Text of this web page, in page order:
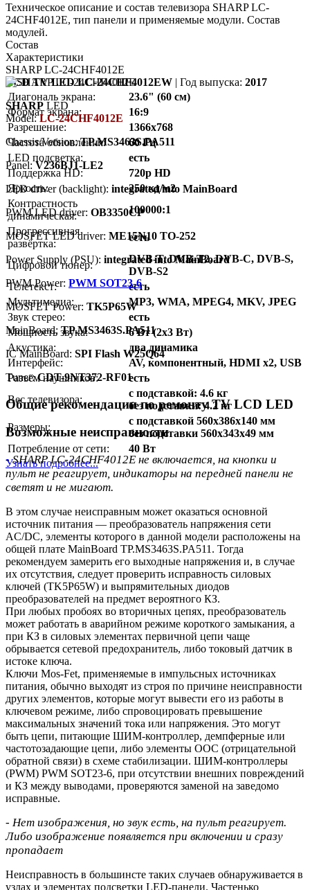
Техническое описание и состав телевизора SHARP LC-
24CHF4012E, тип панели и применяемые модули. Состав
модулей.
Состав
Характеристики
SHARP LC-24CHF4012E
LCD TV LED LC-24CHF4012EW | Год выпуска: 2017
Диагональ экрана:
23.6" (60 см)
Формат экрана:
16:9
Разрешение:
1366x768
Частота обновления:
60 Гц
LED подсветка:
есть
Поддержка HD:
720p HD
Яркость:
250 кд/м2
Контрастность
динамическая:
100000:1
Прогрессивная
развёртка:
есть
Цифровой тюнер:
DVB-T, DVB-T2, DVB-C, DVB-S,
DVB-S2
Телетекст:
есть
Мультимедиа:
MP3, WMA, MPEG4, MKV, JPEG
Звук стерео:
есть
Мощность звука:
6 Вт (2х3 Вт)
Акустика:
два динамика
Интерфейс:
AV, компонентный, HDMI x2, USB
Разъём наушников:
есть
Вес телевизора:
с подставкой: 4.6 кг
без подставки: 4.2 кг
Размеры:
с подставкой 560x386x140 мм
без подставки 560x343x49 мм
Потребление от сети:
40 Вт
Узнать подробнее...
SHARP LED
Model:LC-24CHF4012E
Chassis/Version:TP.MS3463S.PA511
Panel:V236BJ1-LE2
LED driver (backlight): integrated into MainBoard
PWM LED driver: OB3350CP
MOSFET LED driver: ME15N10 TO-252
Power Supply (PSU): integrated into MainBoard
PWM Power: PWM SOT23-6
MOSFET Power: TK5P65W
MainBoard:TP.MS3463S.PA511
IC MainBoard: SPI Flash W25Q64
Тuner:CDT-9NT372-RF01
Общие рекомендации по ремонту TV LCD LED
Возможные неисправности
- SHARP LC-24CHF4012E не включается, на кнопки и
пульт не реагирует, индикаторы на передней панели не
светят и не мигают.
В этом случае неисправным может оказаться основной
источник питания — преобразователь напряжения сети
AC/DC, элементы которого в данной модели расположены на
общей плате MainBoard TP.MS3463S.PA511. Тогда
рекомендуем замерить его выходные напряжения и, в случае
их отсутствия, следует проверить исправность силовых
ключей (TK5P65W) и выпрямительных диодов
преобразователей на предмет вероятного КЗ.
При любых пробоях во вторичных цепях, преобразователь
может работать в аварийном режиме короткого замыкания, а
при КЗ в силовых элементах первичной цепи чаще
обрывается сетевой предохранитель, либо токовый датчик в
истоке ключа.
Ключи Mos-Fet, применяемые в импульсных источниках
питания, обычно выходят из строя по причине неисправности
других элементов, которые могут вывести его из работы в
ключевом режиме, либо спровоцировать превышение
максимальных значений тока или напряжения. Это могут
быть цепи, питающие ШИМ-контроллер, демпферные или
частотозадающие цепи, либо элементы ООС (отрицательной
обратной связи) в схеме стабилизации. ШИМ-контроллеры
(PWM) PWM SOT23-6, при отсутствии внешних повреждений
и КЗ между выводами, проверяются заменой на заведомо
исправные.
- Нет изображения, но звук есть, на пульт реагирует.
Либо изображение появляется при включении и сразу
пропадает
Неисправность в большинсте таких случаев обнаруживается в
узлах и элементах подсветки LED-панели. Частенько